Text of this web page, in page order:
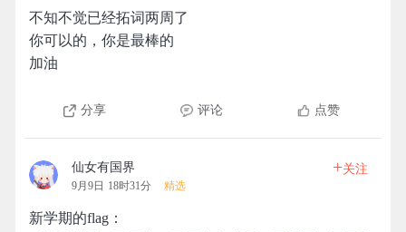
不知不觉已经拓词两周了
你可以的，你是最棒的
加油
分享 评论 点赞
仙女有国界
9月9日 18时31分 精选
+关注
新学期的flag：